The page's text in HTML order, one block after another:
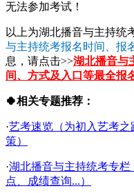
无法参加考试！
以上为湖北播音与主持统
与主持统考报名时间、报
息，请点击>>湖北播音与
间、方式及入口等最全报
🍀相关专题推荐：
·艺考速览（为初入艺考
策）
·湖北播音与主持统考专
点、成绩查询...）